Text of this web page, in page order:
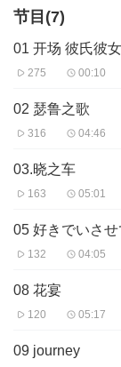
节目(7)
01 开场 彼氏彼女
275 00:10
02 瑟鲁之歌
316 04:46
03.晓之车
163 05:01
05 好きでいさせ
132 04:05
08 花宴
120 05:17
09 journey